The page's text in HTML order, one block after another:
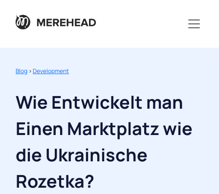
Blog >Development
Wie Entwickelt man
Einen Marktplatz wie
die Ukrainische
Rozetka?